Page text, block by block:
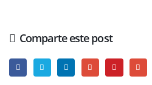
Comparte este post